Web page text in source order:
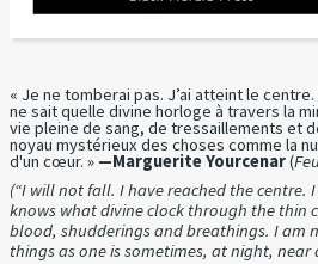
« Je ne tomberai pas. J’ai atteint le
ne sait quelle divine horloge à travers la
vie pleine de sang, de tressaillements et
noyau mystérieux des choses comme la
d'un cœur. » —Marguerite Yourcenar(
(“I will not fall. I have reached the centre.
knows what divine clock through the thin
blood, shudderings and breathings. I am
things as one is sometimes, at night, near